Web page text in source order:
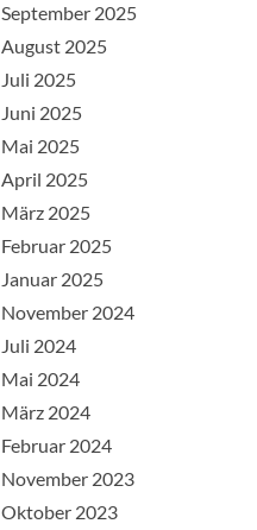
September 2025
August 2025
Juli 2025
Juni 2025
Mai 2025
April 2025
März 2025
Februar 2025
Januar 2025
November 2024
Juli 2024
Mai 2024
März 2024
Februar 2024
November 2023
Oktober 2023